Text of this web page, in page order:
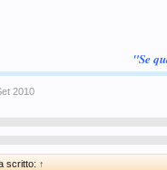
"Se
2010
scritto: ↑